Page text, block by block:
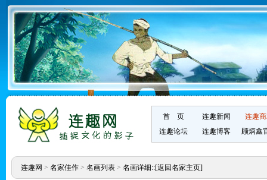
首 页 连趣新闻
连趣
连趣论坛
连趣博客 顾炳鑫
连趣网 > 名家佳作> 名画列表> 名画详细::[返回名家主页]